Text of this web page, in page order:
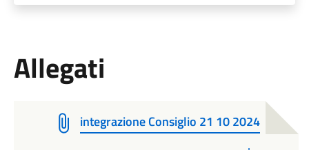
Allegati
integrazione Consiglio 21 10 2024